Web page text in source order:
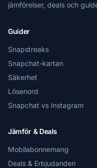
jämförelser, deals och
Guider
Snapstreaks
Snapchat-kartan
Säkerhet
Lösenord
Snapchat vs Instagram
Jämför & Deals
Mobilabonnemang
Deals & Erbjudanden